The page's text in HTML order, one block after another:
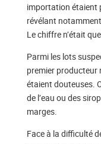
importation étaient
révélant
Le chiffre n’était
Parmi les lots
premier producteur
étaient douteuses.
de l’eau ou des
marges.
Face à la difficulté